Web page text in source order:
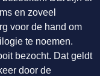
en zoveel
voor de hand om
te noemen.
bezocht. Dat geldt
door de